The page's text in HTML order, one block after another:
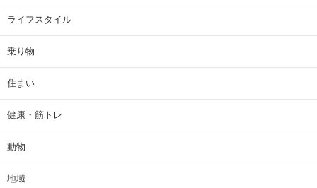
ライフスタイル
乗り物
住まい
健康・筋トレ
動物
地域